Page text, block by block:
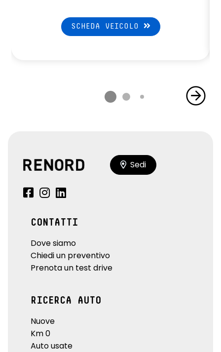
SCHEDA VEICOLO
Sedi
CONTATTI
Dove siamo
Chiedi un preventivo
Prenota un test drive
RICERCA AUTO
Nuove
Km 0
Auto usate